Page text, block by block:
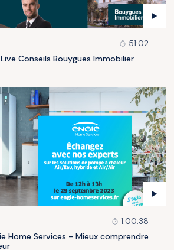
51:02
Conseils Bouygues Immobilier
1:00:38
Home Services - Mieux comprendre